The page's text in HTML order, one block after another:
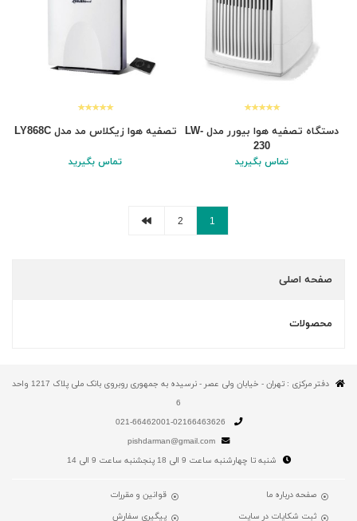
دستگاه تصفیه هوا بیورر مدل LW-
230
تماس بگیرید
تصفیه هوا زیکلاس مد مدل LY868C
تماس بگیرید
1
2
صفحه اصلی
محصولات
دفتر مرکزی : تهران - خیابان ولی عصر - نرسیده به جمهوری روبروی بانک ملی پلاک 1217 واحد
6
pishdarman@gmail.com
شنبه تا چهارشنبه ساعت 9 الی 18 پنجشنبه ساعت 9 الی 14
صفحه درباره ما
قوانین و مقررات
ثبت شکایات در سایت
پیگیری سفارش